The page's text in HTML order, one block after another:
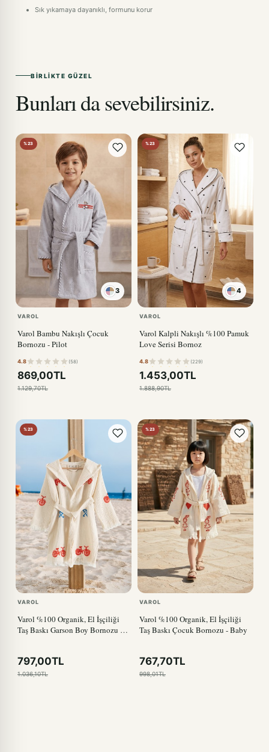
Sık yıkamaya dayanıklı, formunu korur
BIRLIKTE GÜZEL
Bunları da sevebilirsiniz.
%23
3
VAROL
Varol Bambu Nakışlı Çocuk
Bornozu - Pilot
4.8 (58)
869,00TL
1.129,70TL
%23
4
KIRMIZI
VAROL
Varol Kalpli Nakışlı %100 Pamuk
Love Serisi Bornoz
4.8 (229)
1.453,00TL
1.888,90TL
%23
VAROL
Varol %100 Organik, El İşçiliği
Taş Baskı Garson Boy Bornozu -
797,00TL
1.036,10TL
%23
VAROL
Varol %100 Organik, El İşçiliği
Taş Baskı Çocuk Bornozu - Baby
767,70TL
998,01TL